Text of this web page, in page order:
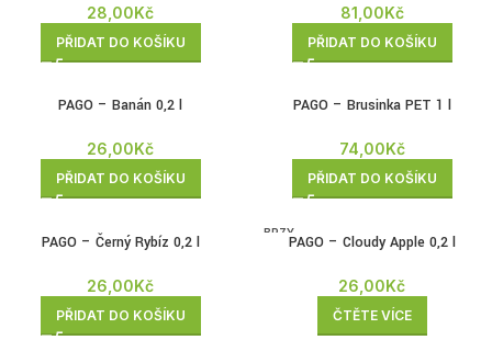
28,00Kč
PŘIDAT DO KOŠÍKU
81,00Kč
PŘIDAT DO KOŠÍKU
PAGO – Banán 0,2 l
26,00Kč
PŘIDAT DO KOŠÍKU
PAGO – Brusinka PET 1 l
74,00Kč
PŘIDAT DO KOŠÍKU
PAGO – Černý Rybíz 0,2 l
26,00Kč
PŘIDAT DO KOŠÍKU
BRZY
ZPĚTPAGO – Cloudy Apple 0,2 l
26,00Kč
ČTĚTE VÍCE